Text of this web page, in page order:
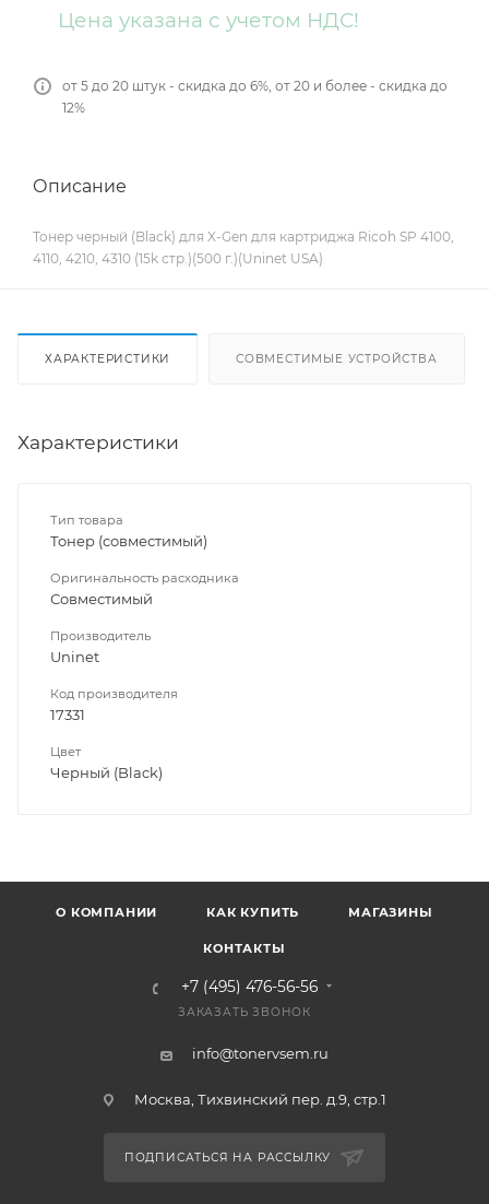
Цена указана с учетом НДС!
от 5 до 20 штук - скидка до 6%, от 20 и более - скидка до
12%
Описание
Тонер черный (Black) для X-Gen для картриджа Ricoh SP 4100,
4110, 4210, 4310 (15k стр.)(500 г.)(Uninet USA)
ХАРАКТЕРИСТИКИ СОВМЕСТИМЫЕ УСТРОЙСТВА
Характеристики
Тип товара
Тонер (совместимый)
Оригинальность расходника
Совместимый
Производитель
Uninet
Код производителя
17331
Цвет
Черный (Black)
О КОМПАНИИ КАК КУПИТЬ МАГАЗИНЫ
КОНТАКТЫ
+7 (495) 476-56-56
ЗАКАЗАТЬ ЗВОНОК
info@tonervsem.ru
Москва, Тихвинский пер. д.9, стр.1
ПОДПИСАТЬСЯ НА РАССЫЛКУ